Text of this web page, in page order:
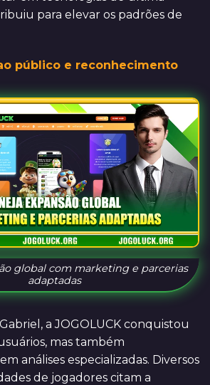
para elevar os padrões de
público e reconhecimento
global com marketing e parcerias
adaptadas
a JOGOLUCK conquistou
mas também
análises especializadas. Diversos
de jogadores citam a